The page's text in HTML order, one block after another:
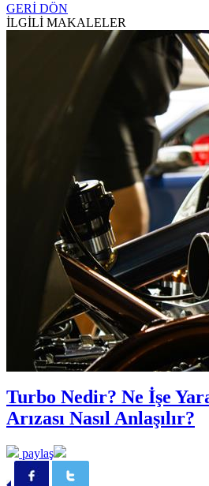
GERİ DÖN
İLGİLİ MAKALELER
Turbo Nedir? Ne İşe
Arızası Nasıl Anlaşılır?
paylaş